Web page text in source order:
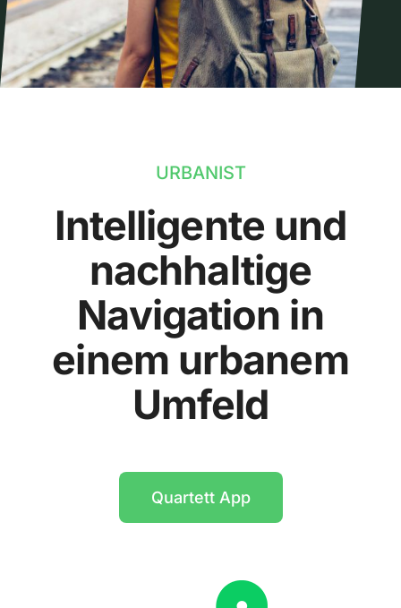
URBANIST
Intelligente und
nachhaltige
Navigation in
einem urbanem
Umfeld
Quartett App